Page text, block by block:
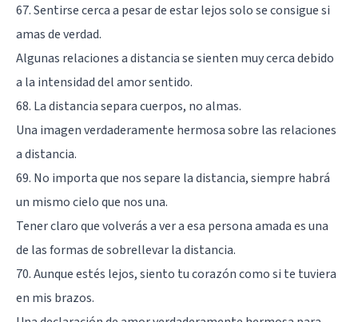
67. Sentirse cerca a pesar de estar lejos solo se consigue si
amas de verdad.
Algunas relaciones a distancia se sienten muy cerca debido
a la intensidad del amor sentido.
68. La distancia separa cuerpos, no almas.
Una imagen verdaderamente hermosa sobre las relaciones
a distancia.
69. No importa que nos separe la distancia, siempre habrá
un mismo cielo que nos una.
Tener claro que volverás a ver a esa persona amada es una
de las formas de sobrellevar la distancia.
70. Aunque estés lejos, siento tu corazón como si te tuviera
en mis brazos.